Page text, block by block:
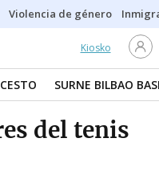
Violencia de género
Kiosko
SURNE BILBAO
del tenis